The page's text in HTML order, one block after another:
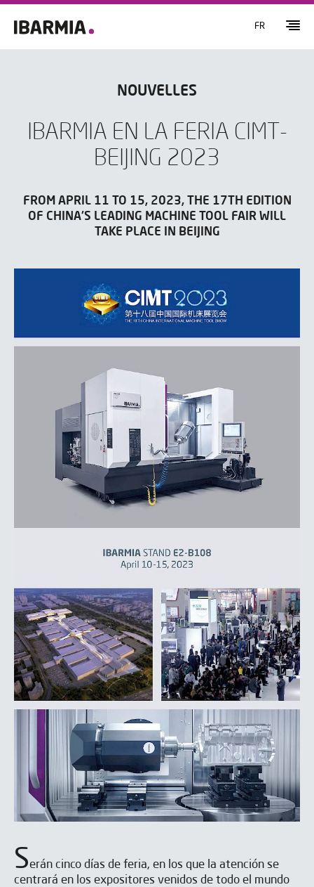
FR
NOUVELLES
IBARMIA EN LA FERIA CIMT-
BEIJING 2023
FROM APRIL 11 TO 15, 2023, THE 17TH EDITION
OF CHINA'S LEADING MACHINE TOOL FAIR WILL
TAKE PLACE IN BEIJING
Serán cinco días de feria, en los que la atención se
centrará en los expositores venidos de todo el mundo